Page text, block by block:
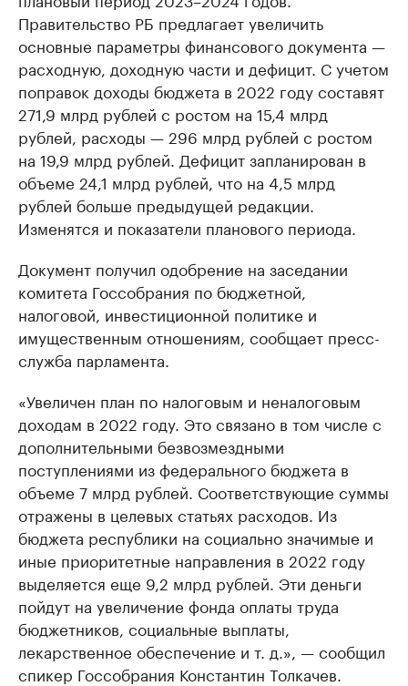
Правительство РБ предлагает увеличить
основные параметры финансового документа —
расходную, доходную части и дефицит. С учетом
поправок доходы бюджета в 2022 году составят
271,9 млрд рублей с ростом на 15,4 млрд
рублей, расходы — 296 млрд рублей с ростом
на 19,9 млрд рублей. Дефицит запланирован в
объеме 24,1 млрд рублей, что на 4,5 млрд
рублей больше предыдущей редакции.
Изменятся и показатели планового периода.
Документ получил одобрение на заседании
комитета Госсобрания по бюджетной,
налоговой, инвестиционной политике и
имущественным отношениям, сообщает пресс-
служба парламента.
«Увеличен план по налоговым и неналоговым
доходам в 2022 году. Это связано в том числе с
дополнительными безвозмездными
поступлениями из федерального бюджета в
объеме 7 млрд рублей. Соответствующие суммы
отражены в целевых статьях расходов. Из
бюджета республики на социально значимые и
иные приоритетные направления в 2022 году
выделяется еще 9,2 млрд рублей. Эти деньги
пойдут на увеличение фонда оплаты труда
бюджетников, социальные выплаты,
лекарственное обеспечение и т. д.», — сообщил
спикер Госсобрания Константин Толкачев.